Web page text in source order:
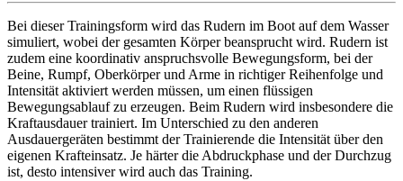
Bei dieser Trainingsform wird das Rudern im Boot auf dem Wasser
simuliert, wobei der gesamten Körper beansprucht wird. Rudern ist
zudem eine koordinativ anspruchsvolle Bewegungsform, bei der
Beine, Rumpf, Oberkörper und Arme in richtiger Reihenfolge und
Intensität aktiviert werden müssen, um einen flüssigen
Bewegungsablauf zu erzeugen. Beim Rudern wird insbesondere die
Kraftausdauer trainiert. Im Unterschied zu den anderen
Ausdauergeräten bestimmt der Trainierende die Intensität über den
eigenen Krafteinsatz. Je härter die Abdruckphase und der Durchzug
ist, desto intensiver wird auch das Training.